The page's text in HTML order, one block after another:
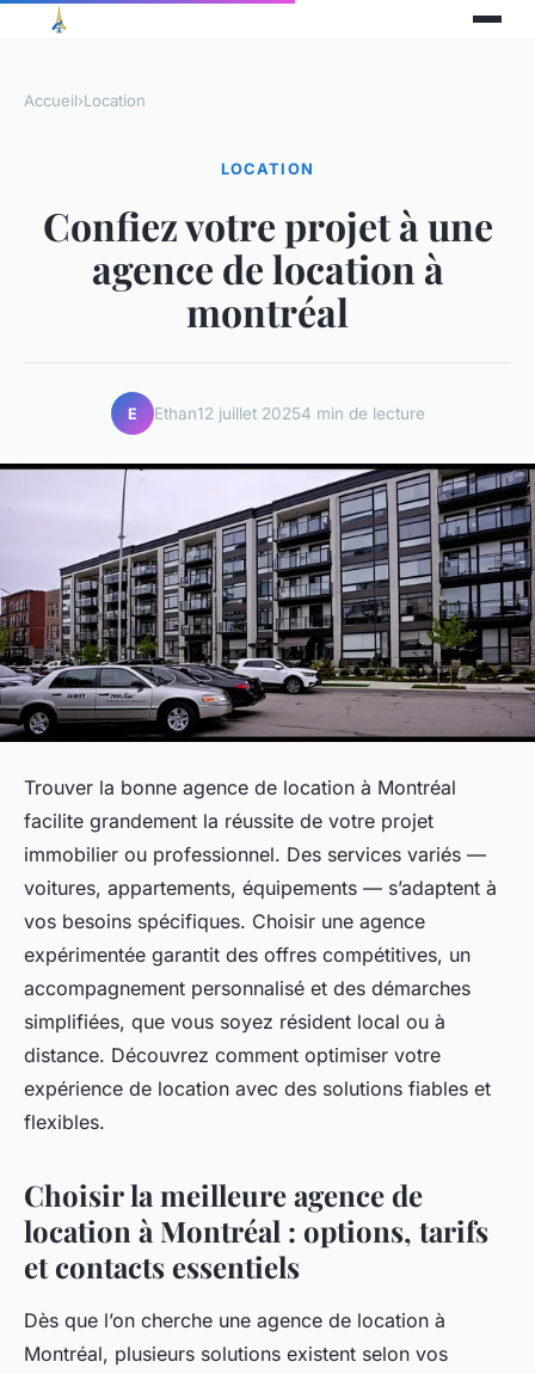
Accueil›Location
LOCATION
Confiez votre projet à une
agence de location à
montréal
E Ethan12 juillet 20254 min de lecture
Trouver la bonne agence de location à Montréal
facilite grandement la réussite de votre projet
immobilier ou professionnel. Des services variés —
voitures, appartements, équipements — s’adaptent à
vos besoins spécifiques. Choisir une agence
expérimentée garantit des offres compétitives, un
accompagnement personnalisé et des démarches
simplifiées, que vous soyez résident local ou à
distance. Découvrez comment optimiser votre
expérience de location avec des solutions fiables et
flexibles.
Choisir la meilleure agence de
location à Montréal : options, tarifs
et contacts essentiels
Dès que l’on cherche une agence de location à
Montréal, plusieurs solutions existent selon vos